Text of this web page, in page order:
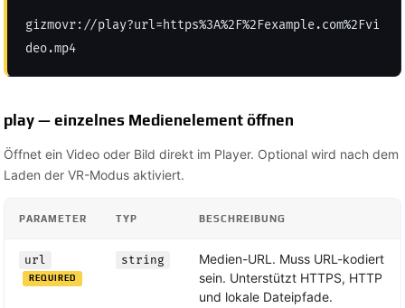
gizmovr://play?url=https%3A%2F%2Fexample.com%2Fvi
deo.mp4
play — einzelnes Medienelement öffnen
Öffnet ein Video oder Bild direkt im Player. Optional wird nach dem
Laden der VR-Modus aktiviert.
PARAMETER TYP BESCHREIBUNG
url
REQUIRED
string
Medien-URL. Muss URL-kodiert
sein. Unterstützt HTTPS, HTTP
und lokale Dateipfade.